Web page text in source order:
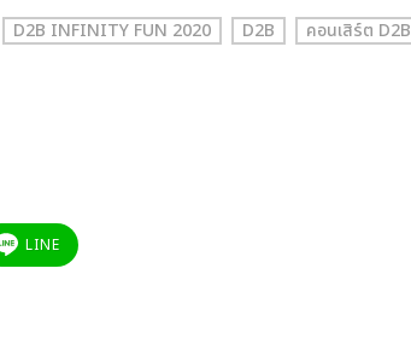
D2B INFINITY FUN 2020 D2B คอนเสิร์ต D2B
LINE